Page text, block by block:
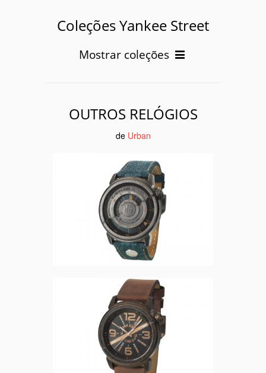
Coleções Yankee Street
Mostrar coleções
OUTROS RELÓGIOS
de Urban